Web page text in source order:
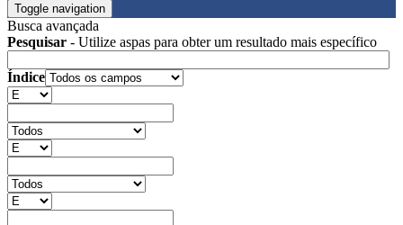
Toggle navigation
Busca avançada
Pesquisar - Utilize aspas para obter um resultado mais específico
Índice